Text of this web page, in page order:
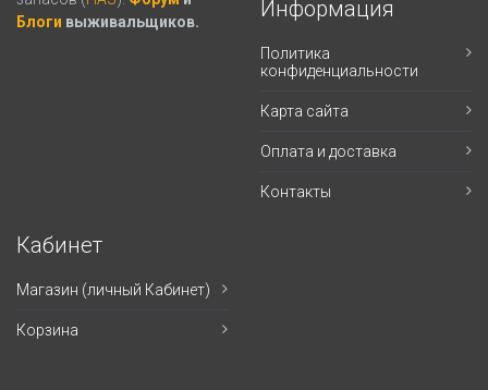
Блоги выживальщиков.
Информация
Политика
конфиденциальности
Карта сайта
Оплата и доставка
Контакты
Кабинет
Магазин (личный Кабинет)
Корзина